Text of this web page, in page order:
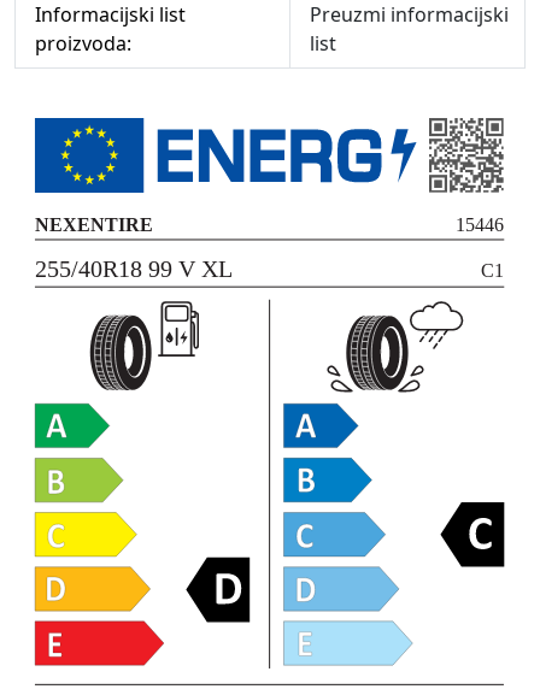
Informacijski list
proizvoda:
Preuzmi informacijski
list